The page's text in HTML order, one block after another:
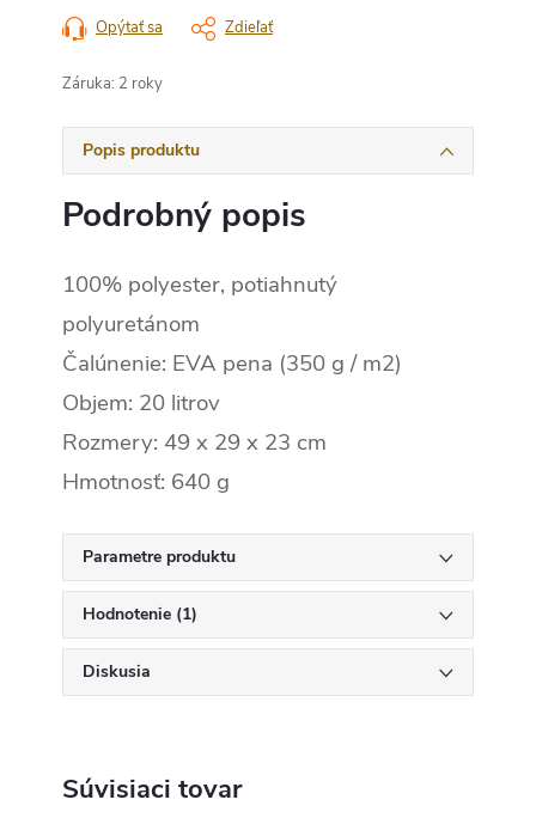
Opýtať sa Zdieľať
Záruka: 2 roky
Popis produktu
Podrobný popis
100% polyester, potiahnutý
polyuretánom
Čalúnenie: EVA pena (350 g / m2)
Objem: 20 litrov
Rozmery: 49 x 29 x 23 cm
Hmotnosť: 640 g
Parametre produktu
Hodnotenie (1)
Diskusia
Súvisiaci tovar